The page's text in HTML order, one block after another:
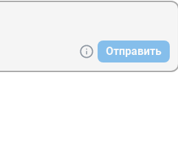
Отправить